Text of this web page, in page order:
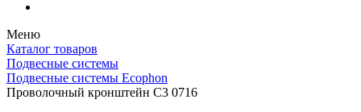
Меню
Каталог товаров
Подвесные системы
Подвесные системы Ecophon
Проволочный кронштейн C3 0716